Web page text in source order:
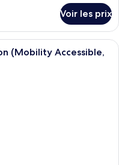
Voir les prix
chambre d’hôtel avec deux
(Mobility Accessible,